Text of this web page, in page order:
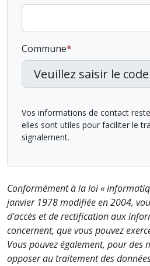
Commune
Vos informations de contact
elles sont utiles pour faciliter le
signalement.
Conformément à la loi «
janvier 1978 modifiée en 2004,
d'accès et de rectification aux
concernent, que vous pouvez
Vous pouvez également, pour des
opposer au traitement des